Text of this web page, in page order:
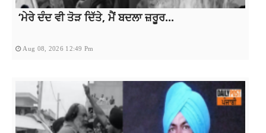
‘ਮੇਰੇ ਦੰਦ ਵੀ ਤੋੜ ਦਿੱਤੇ, ਮੈਂ ਬਦਲਾ ਜ਼ਰੂਰ...
Aug 08, 2026 12:49 Pm